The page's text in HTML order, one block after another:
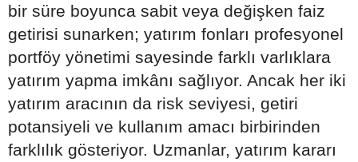
bir süre boyunca sabit veya değişken faiz
getirisi sunarken; yatırım fonları profesyonel
portföy yönetimi sayesinde farklı varlıklara
yatırım yapma imkânı sağlıyor. Ancak her iki
yatırım aracının da risk seviyesi, getiri
potansiyeli ve kullanım amacı birbirinden
farklılık gösteriyor. Uzmanlar, yatırım kararı